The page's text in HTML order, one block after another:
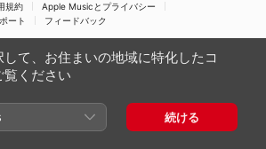
規約
Apple Musicとプライバシー
ート フィードバック
て、お住まいの地域に特化したコ
覧ください
続ける